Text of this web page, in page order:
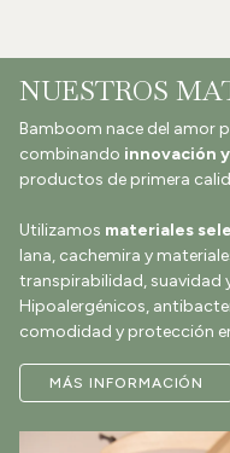
NUESTROS
Bamboom nace del amor
combinando innovación
productos de primera
Utilizamos materiales
lana, cachemira y
transpirabilidad, suavidad
Hipoalergénicos,
comodidad y protección
MÁS INFORMACIÓN